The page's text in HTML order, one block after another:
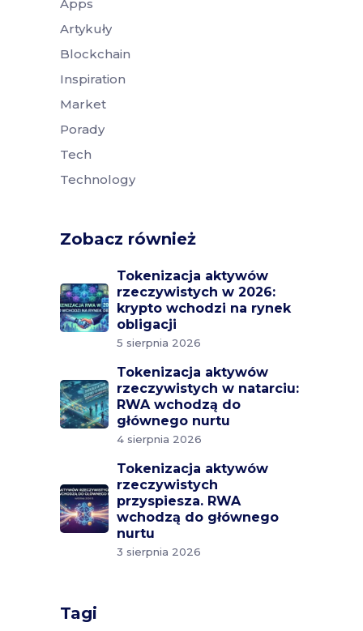
Apps
Artykuły
Blockchain
Inspiration
Market
Porady
Tech
Technology
Zobacz również
Tokenizacja aktywów
rzeczywistych w 2026:
krypto wchodzi na rynek
obligacji
5 sierpnia 2026
Tokenizacja aktywów
rzeczywistych w natarciu:
RWA wchodzą do
głównego nurtu
4 sierpnia 2026
Tokenizacja aktywów
rzeczywistych
przyspiesza. RWA
wchodzą do głównego
nurtu
3 sierpnia 2026
Tagi